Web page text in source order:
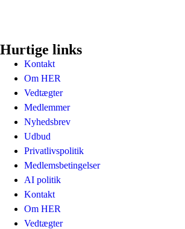
Hurtige links
Kontakt
Om HER
Vedtægter
Medlemmer
Nyhedsbrev
Udbud
Privatlivspolitik
Medlemsbetingelser
AI politik
Kontakt
Om HER
Vedtægter